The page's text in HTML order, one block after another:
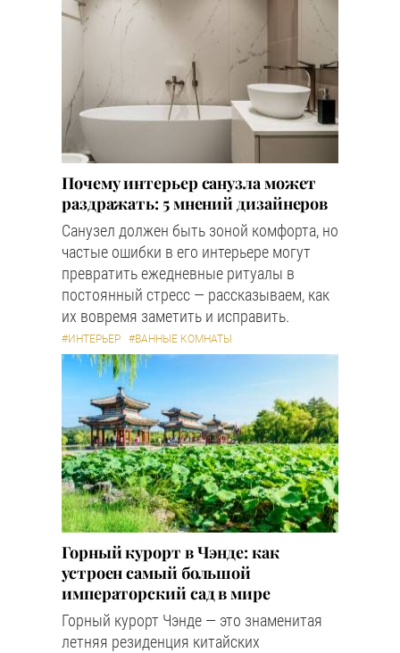
Почему интерьер санузла может
раздражать: 5 мнений дизайнеров
Санузел должен быть зоной комфорта, но
частые ошибки в его интерьере могут
превратить ежедневные ритуалы в
постоянный стресс — рассказываем, как
их вовремя заметить и исправить.
#ИНТЕРЬЕР #ВАННЫЕ КОМНАТЫ
Горный курорт в Чэнде: как
устроен самый большой
императорский сад в мире
Горный курорт Чэнде — это знаменитая
летняя резиденция китайских